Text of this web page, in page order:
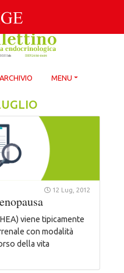
ARCHIVIO MENU
12 Lug, 2012
viene tipicamente
con modalità
della vita